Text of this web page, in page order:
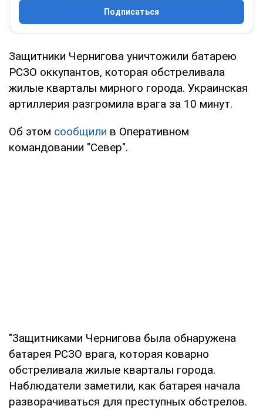
Подписаться
Защитники Чернигова уничтожили батарею
РСЗО оккупантов, которая обстреливала
жилые кварталы мирного города. Украинская
артиллерия разгромила врага за 10 минут.
Об этом сообщили в Оперативном
командовании "Север".
"Защитниками Чернигова была обнаружена
батарея РСЗО врага, которая коварно
обстреливала жилые кварталы города.
Наблюдатели заметили, как батарея начала
разворачиваться для преступных обстрелов.